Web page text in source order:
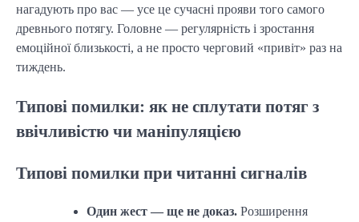
нагадують про вас — усе це сучасні прояви того самого
древнього потягу. Головне — регулярність і зростання
емоційної близькості, а не просто черговий «привіт» раз на
тиждень.
Типові помилки: як не сплутати потяг з
ввічливістю чи маніпуляцією
Типові помилки при читанні сигналів
Один жест — ще не доказ. Розширення